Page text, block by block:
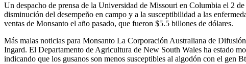
Un despacho de prensa de la Universidad de Missouri en Columbia el 2
disminución del desempeño en campo y a la susceptibilidad a las
ventas de Monsanto el año pasado, que fueron $5.5 billones de dólares.
Más malas noticias para Monsanto La Corporación Australiana de
Ingard. El Departamento de Agricultura de New South Wales ha estado
indicando que los gusanos son menos susceptibles al algodón con el gen